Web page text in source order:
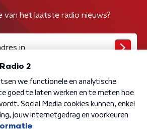
van het laatste radio nieuws?